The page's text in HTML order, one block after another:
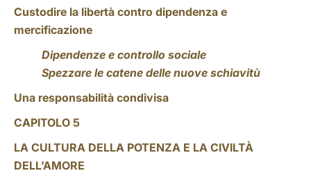
Custodire la libertà contro dipendenza e
mercificazione
Dipendenze e controllo sociale
Spezzare le catene delle nuove schiavitù
Una responsabilità condivisa
CAPITOLO 5
LA CULTURA DELLA POTENZA E LA CIVILTÀ
DELL’AMORE